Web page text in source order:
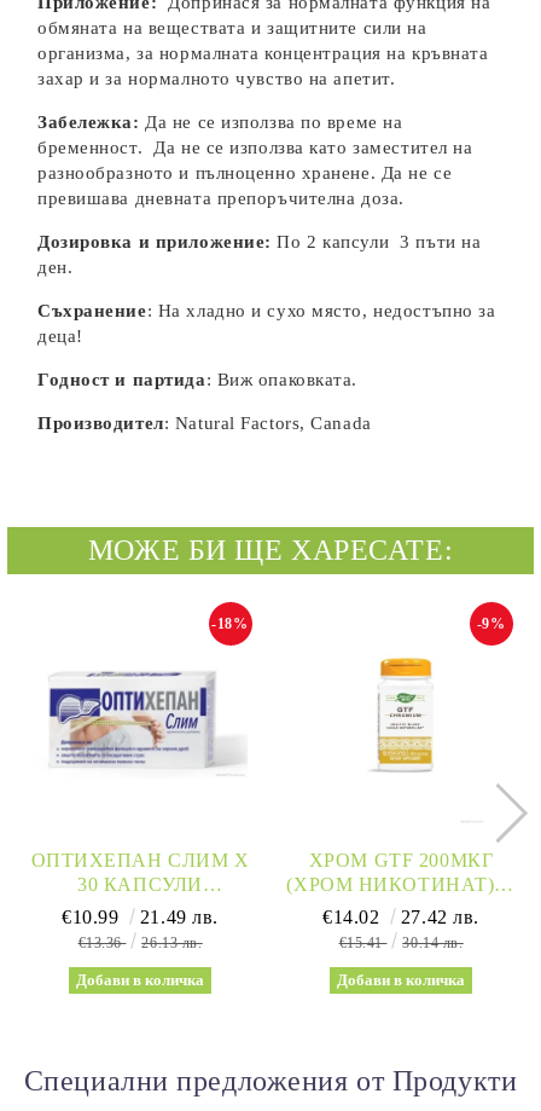
обмяната на веществата и защитните сили на
организма, за нормалната концентрация на кръвната
захар и за нормалното чувство на апетит.
Забележка: Да не се използва по време на
бременност. Да не се използва като заместител на
разнообразното и пълноценно хранене. Да не се
превишава дневната препоръчителна доза.
Дозировка и приложение: По 2 капсули 3 пъти на
ден.
Съхранение: На хладно и сухо място, недостъпно за
деца!
Годност и партида: Виж опаковката.
Производител: Natural Factors, Canada
МОЖЕ БИ ЩЕ ХАРЕСАТЕ:
ОПТИХЕПАН СЛИМ Х
30 КАПСУЛИ
NATURPRODUKT
(ОТСЛАБВАНЕ И ЗДРАВ
-18%
€10.99 21.49 лв.
€13.36 26.13 лв.
ХРОМ GTF 200МКГ
(ХРОМ НИКОТИНАТ) Х
100 КАПСУЛИ
NATURE’S WAY |
-9%
€14.02 27.42 лв.
€15.41 30.14 лв.
Специални предложения от Продукти